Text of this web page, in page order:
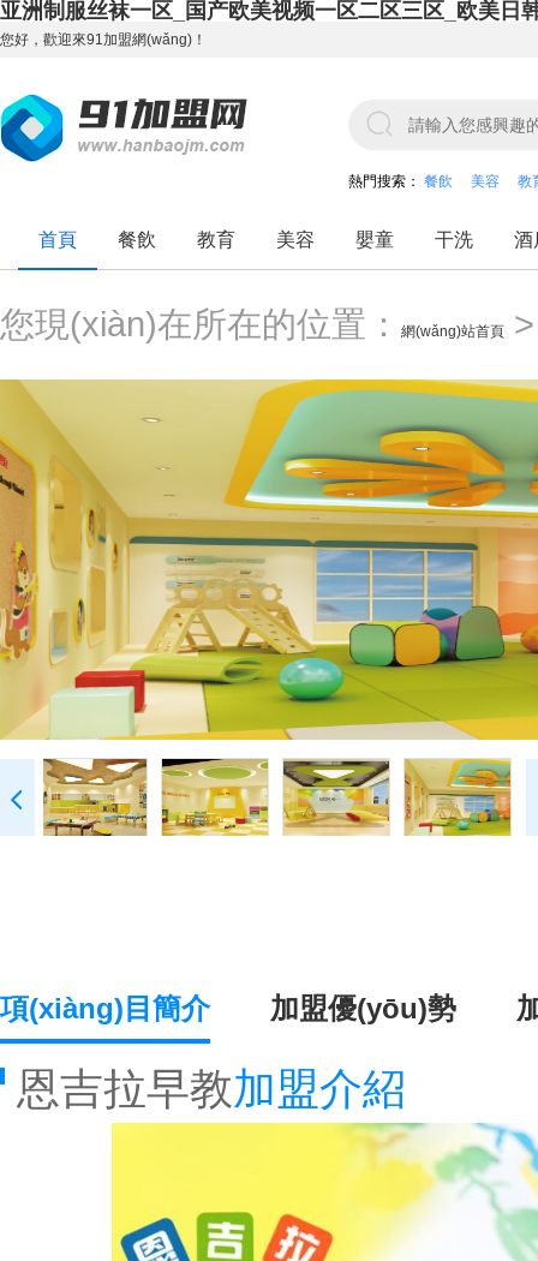
亚洲制服丝袜一区_国产欧美视频一区二区三区_欧美日
您好，歡迎來91加盟網(wǎng)！
熱門搜索： 餐飲 美容 教
首頁 餐飲 教育 美容 嬰童 干洗 酒
您現(xiàn)在所在的位置： 網(wǎng)站首頁
項(xiàng)目簡介 加盟優(yōu)勢
恩吉拉早教加盟介紹